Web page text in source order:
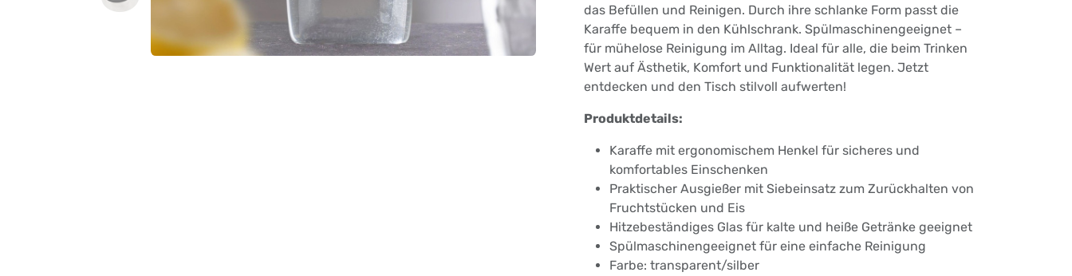
das Befüllen und Reinigen. Durch ihre schlanke Form passt die
Karaffe bequem in den Kühlschrank. Spülmaschinengeeignet –
für mühelose Reinigung im Alltag. Ideal für alle, die beim Trinken
Wert auf Ästhetik, Komfort und Funktionalität legen. Jetzt
entdecken und den Tisch stilvoll aufwerten!
Produktdetails:
Karaffe mit ergonomischem Henkel für sicheres und
komfortables Einschenken
Praktischer Ausgießer mit Siebeinsatz zum Zurückhalten von
Fruchtstücken und Eis
Hitzebeständiges Glas für kalte und heiße Getränke geeignet
Spülmaschinengeeignet für eine einfache Reinigung
Farbe: transparent/silber